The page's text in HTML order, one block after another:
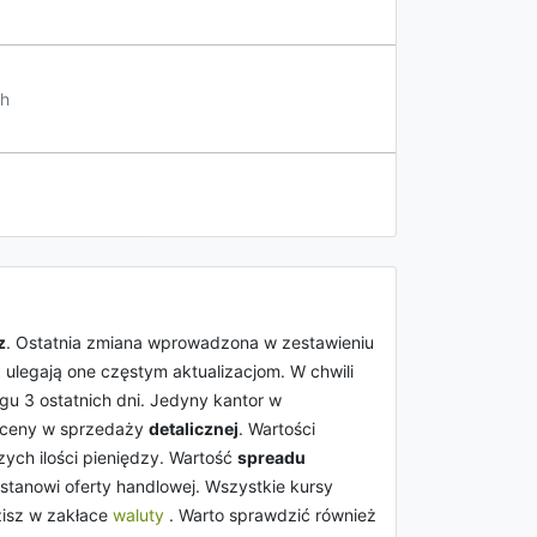
. Ostatnia zmiana wprowadzona w zestawieniu
one częstym aktualizacjom. W chwili
3 ostatnich dni. Jedyny kantor w
w sprzedaży detalicznej. Wartości
ilości pieniędzy. Wartość spreadu
oferty handlowej. Wszystkie kursy
w zakłace waluty . Warto sprawdzić również